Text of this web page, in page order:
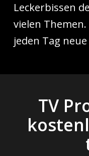
Leckerbissen
vielen Themen.
jeden Tag
TV